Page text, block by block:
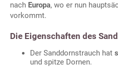
nach Europa, wo er nun
vorkommt.
Die Eigenschaften des
Der Sanddornstrauch hat
und spitze Dornen.